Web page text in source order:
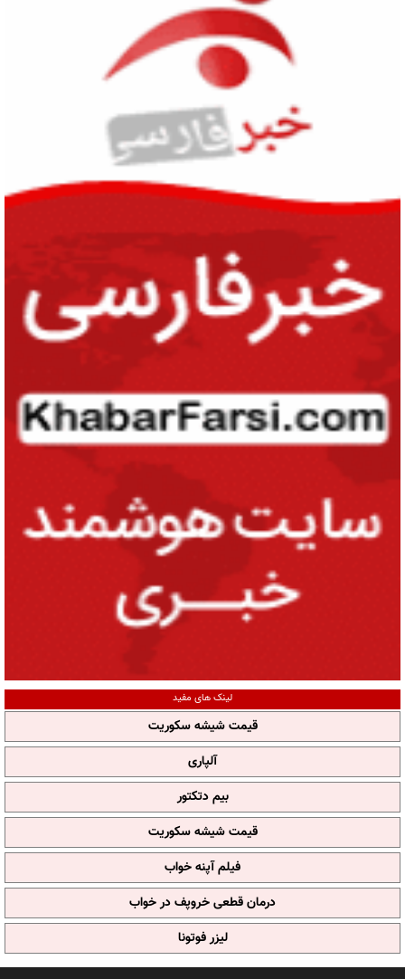
لینک های مفید
قیمت شیشه سکوریت
آلپاری
بیم دتکتور
قیمت شیشه سکوریت
فیلم آپنه خواب
درمان قطعی خروپف در خواب
لیزر فوتونا